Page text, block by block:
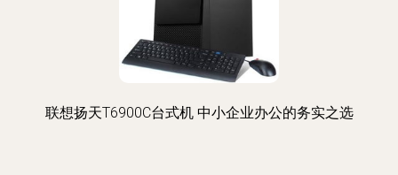
联想扬天T6900C台式机 中小企业办公的务实之选